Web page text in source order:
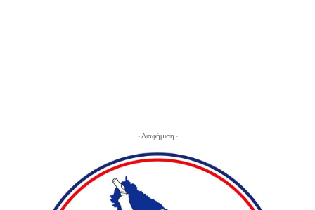
- Διαφήμιση -